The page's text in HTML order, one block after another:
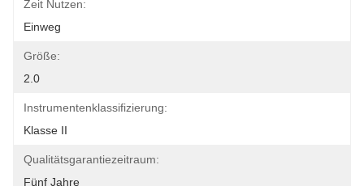
Zeit Nutzen:
Einweg
Größe:
2.0
Instrumentenklassifizierung:
Klasse II
Qualitätsgarantiezeitraum:
Fünf Jahre